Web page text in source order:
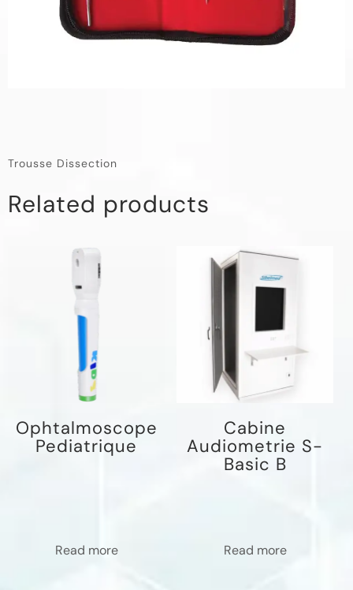
Trousse Dissection
Related products
Ophtalmoscope
Pediatrique
Read more
Cabine
Audiometrie S-
Basic B
Read more